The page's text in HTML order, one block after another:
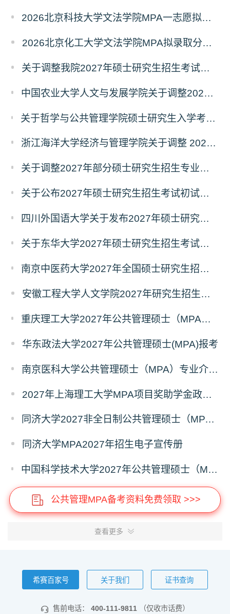
2026北京科技大学文法学院MPA一志愿拟录取分析解读
2026北京化工大学文法学院MPA拟录取分析解读
关于调整我院2027年硕士研究生招生考试科目及参考书的通知
中国农业大学人文与发展学院关于调整2027年硕士研究生招生考试初试科目的通知
关于哲学与公共管理学院硕士研究生入学考试（初试） 考试科目及参考书目变更的通知（二）
浙江海洋大学经济与管理学院关于调整 2027年硕士研究生招生考试初试科目的公告
关于调整2027年部分硕士研究生招生专业初试考试科目的公告（持续更新中）
关于公布2027年硕士研究生招生考试初试自命题科目考试大纲的通知
四川外国语大学关于发布2027年硕士研究生招生考试自命题科目大纲的公告
关于东华大学2027年硕士研究生招生考试（初试）招生目录拟调整公告（一）
南京中医药大学2027年全国硕士研究生招生考试初试自命题科目考试内容及参考书目
安徽工程大学人文学院2027年研究生招生简章
重庆理工大学2027年公共管理硕士（MPA）专业学位研究生（双证）报考
华东政法大学2027年公共管理硕士(MPA)报考
南京医科大学公共管理硕士（MPA）专业介绍（2027年）
2027年上海理工大学MPA项目奖助学金政策发布
同济大学2027非全日制公共管理硕士（MPA）奖学金方案
同济大学MPA2027年招生电子宣传册
中国科学技术大学2027年公共管理硕士（MPA）专业学位研究生招生通知
公共管理MPA备考资料免费领取 >>>
查看更多
希赛百家号 关于我们 证书查询
售前电话： 400-111-9811 （仅收市话费）